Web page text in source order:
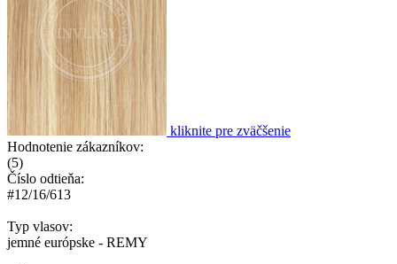
kliknite pre zväčšenie
Hodnotenie zákazníkov:
(5)
Číslo odtieňa:
#12/16/613
Typ vlasov:
jemné európske - REMY